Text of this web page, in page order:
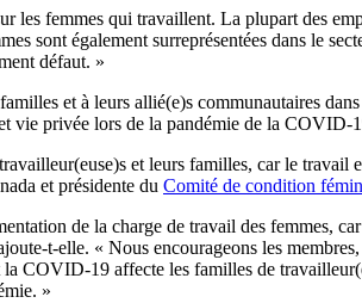
les femmes qui travaillent. La plupart des
sont également surreprésentées dans le
défaut. »
et à leurs allié(e)s communautaires
vie privée lors de la pandémie de la
et leurs familles, car le
et présidente du Comité de condition
de la charge de travail des femmes,
t-elle. « Nous encourageons les
COVID‑19 affecte les familles de
»